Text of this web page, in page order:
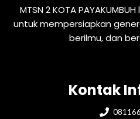
MTSN 2 KOTA
untuk mempersiapkan
berilmu, dan
Kontak